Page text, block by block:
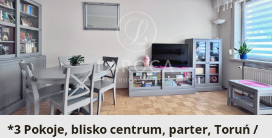
*3 Pokoje, blisko centrum, parter, Toruń /